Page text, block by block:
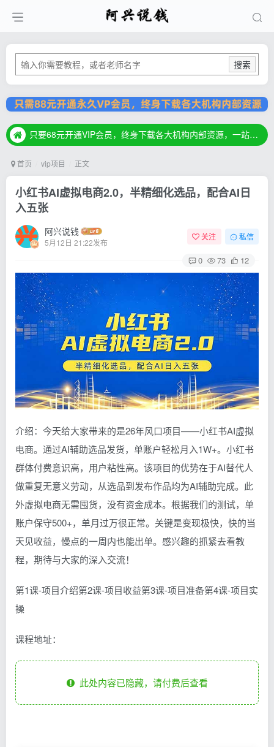
搜索
只要68元开通VIP会员，终身下载各大机构内部资源，一站式草根创业基地，最新最强网赚教程大全，小投入，大回报！
只要68元开通VIP会员，终身下载各大机构内部资源，一站式草根创业基地，最新最强网赚教程大全，小投入，大回报！
首页 vip项目 正文
小红书AI虚拟电商2.0，半精细化选品，配合AI日
入五张
阿兴说钱
5月12日 21:22发布
关注 私信
0 73 12
介绍：今天给大家带来的是26年风口项目——小红书AI虚拟
电商。通过AI辅助选品发货，单账户轻松月入1W+。小红书
群体付费意识高，用户粘性高。该项目的优势在于AI替代人
做重复无意义劳动，从选品到发布作品均为AI辅助完成。此
外虚拟电商无需囤货，没有资金成本。根据我们的测试，单
账户保守500+，单月过万很正常。关键是变现极快，快的当
天见收益，慢点的一周内也能出单。感兴趣的抓紧去看教
程，期待与大家的深入交流！
第1课-项目介绍第2课-项目收益第3课-项目准备第4课-项目实
操
课程地址：
此处内容已隐藏，请付费后查看